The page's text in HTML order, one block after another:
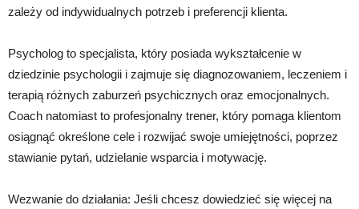
zależy od indywidualnych potrzeb i preferencji klienta.
Psycholog to specjalista, który posiada wykształcenie w
dziedzinie psychologii i zajmuje się diagnozowaniem, leczeniem i
terapią różnych zaburzeń psychicznych oraz emocjonalnych.
Coach natomiast to profesjonalny trener, który pomaga klientom
osiągnąć określone cele i rozwijać swoje umiejętności, poprzez
stawianie pytań, udzielanie wsparcia i motywację.
Wezwanie do działania: Jeśli chcesz dowiedzieć się więcej na